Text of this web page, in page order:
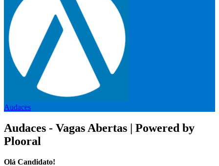
Audaces
Audaces - Vagas Abertas | Powered by
Plooral
Olá Candidato!